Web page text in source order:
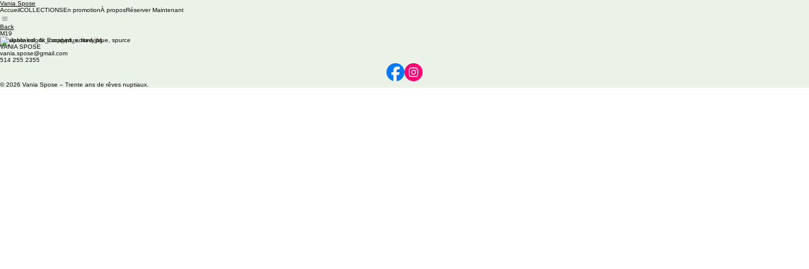
Vania Spose
AccueilCOLLECTIONSEn promotionÀ proposRéserver Maintenant
Back
M19
Available colors: Eucalyptus, navy blue, spurce
VANIA SPOSE
vania.spose@gmail.com
514 255 2355
© 2026 Vania Spose – Trente ans de rêves nuptiaux.